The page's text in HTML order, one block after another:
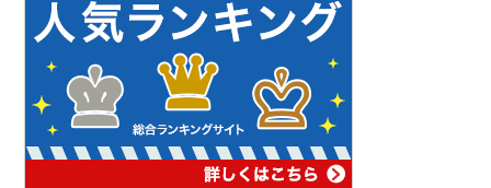
ー
シ
ョ
ン